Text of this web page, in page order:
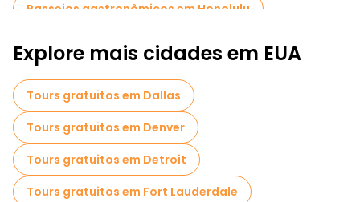
Passeios gastronômicos em Honolulu
Explore mais cidades em EUA
Tours gratuitos em Dallas
Tours gratuitos em Denver
Tours gratuitos em Detroit
Tours gratuitos em Fort Lauderdale